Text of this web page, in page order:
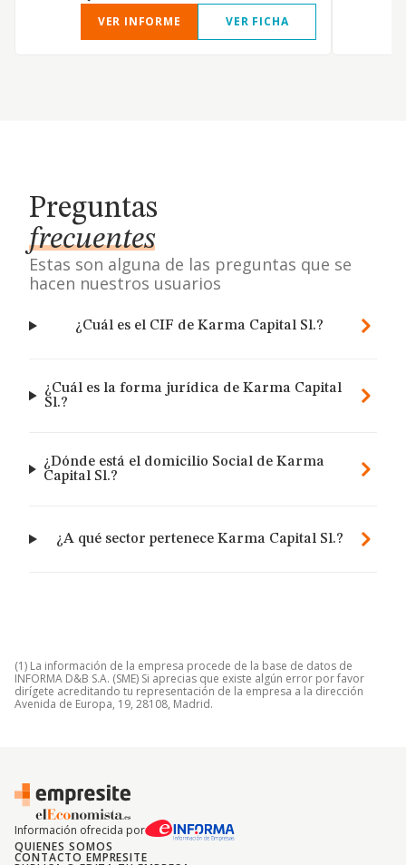
VER INFORME
VER FICHA
Preguntas
frecuentes
Estas son alguna de las preguntas que se
hacen nuestros usuarios
¿Cuál es el CIF de Karma Capital Sl.?
¿Cuál es la forma jurídica de Karma Capital
Sl.?
¿Dónde está el domicilio Social de Karma
Capital Sl.?
¿A qué sector pertenece Karma Capital Sl.?
(1) La información de la empresa procede de la base de datos de
INFORMA D&B S.A. (SME) Si aprecias que existe algún error por favor
dirígete acreditando tu representación de la empresa a la dirección
Avenida de Europa, 19, 28108, Madrid.
Información ofrecida por
QUIENES SOMOS
CONTACTO EMPRESITE